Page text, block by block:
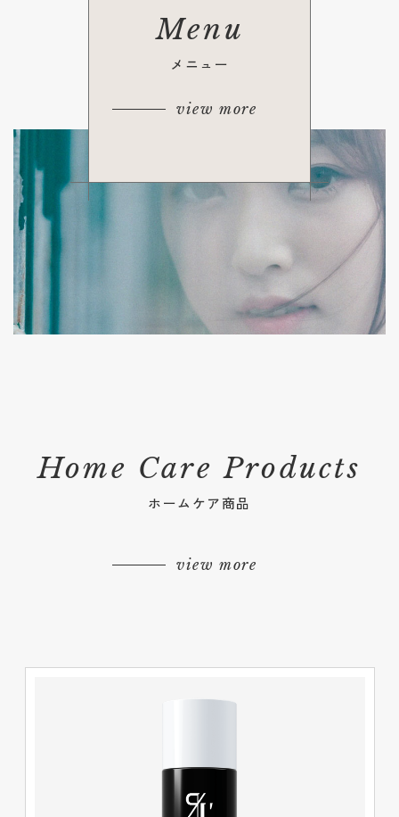
Menu
メニュー
view more
Home Care Products
ホームケア商品
view more